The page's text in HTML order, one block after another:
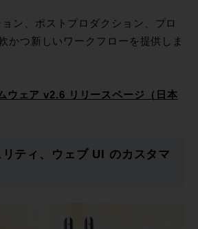
ン、ポストプロダクション、プロ
かつ新しいワークフローを提供しま
ウェア v2.6 リリースページ（日本
ティ、ウェブ UI のカスタマ